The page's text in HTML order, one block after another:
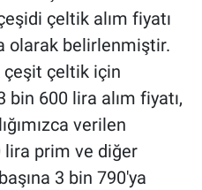
çeltik alım fiyatı
olarak belirlenmiştir.
çeşit çeltik için
600 lira alım fiyatı,
verilen
lira prim ve diğer
3 bin 790'ya